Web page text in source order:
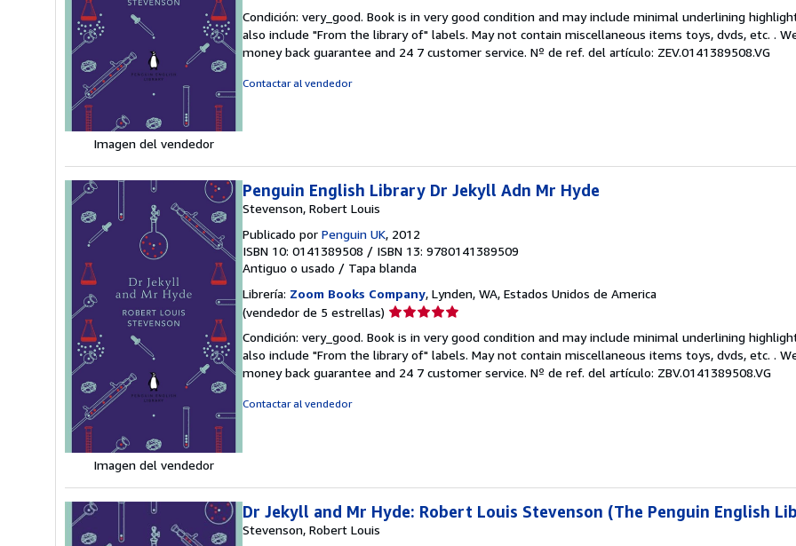
Imagen del vendedor
vendedor:
5
de
Condición: very_good. Book is in very good condition and may include minimal underlining
also include "From the library of" labels. May not contain miscellaneous items toys, dvds, etc. .
money back guarantee and 24 7 customer service. Nº de ref. del artículo: ZEV.0141389508.VG
Contactar al vendedor
Imagen del vendedor
Penguin English Library Dr Jekyll Adn Mr Hyde
Stevenson, Robert Louis
Publicado por Penguin UK, 2012
ISBN 10: 0141389508 / ISBN 13: 9780141389509
Antiguo o usado / Tapa blanda
Librería: Zoom Books Company, Lynden, WA, Estados Unidos de America
(vendedor de 5 estrellas) Calificación
vendedor:
5
de
Condición: very_good. Book is in very good condition and may include minimal underlining
also include "From the library of" labels. May not contain miscellaneous items toys, dvds, etc. .
money back guarantee and 24 7 customer service. Nº de ref. del artículo: ZBV.0141389508.VG
Contactar al vendedor
Dr Jekyll and Mr Hyde: Robert Louis Stevenson (The Penguin English
Stevenson, Robert Louis